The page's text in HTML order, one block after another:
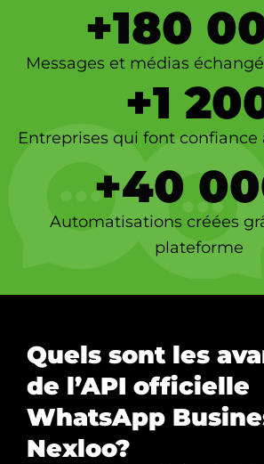
+180
Messages et médias
+1
Entreprises qui font confiance
+40
Automatisations créées
plateforme
Quels sont les
de l’API officielle
WhatsApp
Nexloo?